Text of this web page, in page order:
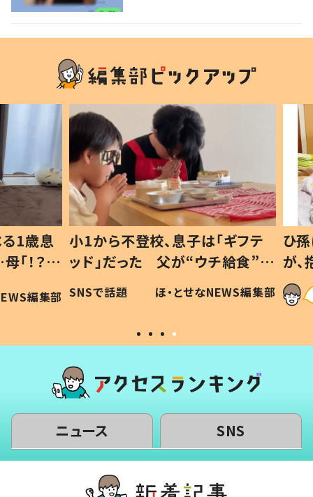
歳息
？」
編集部
小1から不登校、息子は「ギフテ
ッド」だった 父が“ウチ給食”を
作り続ける理由とは #令和の親
#令和の子
SNSで話題 ほ・とせなNEWS編集部
ひ孫
が、抱
「涙が
い」
ニュース SNS